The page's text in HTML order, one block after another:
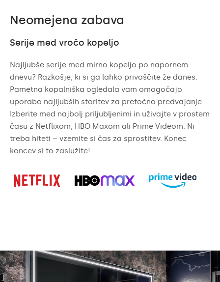
Neomejena zabava
Serije med vročo kopeljo
Najljubše serije med mirno kopeljo po napornem
dnevu? Razkošje, ki si ga lahko privoščite že danes.
Pametna kopalniška ogledala vam omogočajo
uporabo najljubših storitev za pretočno predvajanje.
Izberite med najbolj priljubljenimi in uživajte v prostem
času z Netflixom, HBO Maxom ali Prime Videom. Ni
treba hiteti – vzemite si čas za sprostitev. Konec
koncev si to zaslužite!